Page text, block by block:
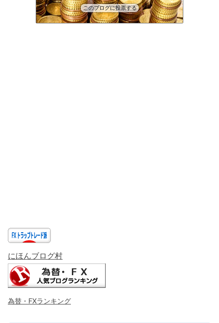
このブログに投票する
にほんブログ村
為替・FXランキング